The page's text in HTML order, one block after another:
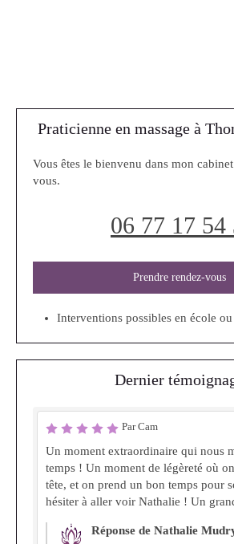
Praticienne en massage à
Vous êtes le bienvenu dans mon
vous.
06 77 17 54
Prendre rendez-vous
Interventions possibles en école
Dernier
Par Cam
Un moment extraordinaire qui nous
temps ! Un moment de légèreté où
tête, et on prend un bon temps pour
hésiter à aller voir Nathalie ! Un
Réponse de Nathalie